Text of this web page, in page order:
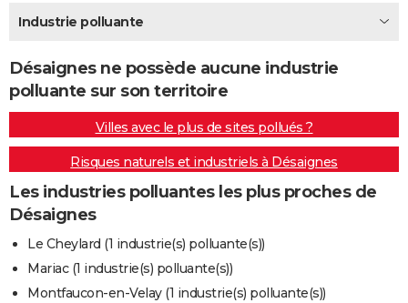
Destinations
City break
Voyage nature
Voyage de noces
Forum
Climat
+PHOTO
GUIDES D'ACHAT
BONS PLANS
CARTE DE VOEUX
Carte de Noël
Carte Bonne année
Carte Saint-Valentin
Carte Pâques
Carte d'anniversaire
DICTIONNAIRE
Dictionnaire
Biographies
Citations
Expressions
Proverbes
PROGRAMME TV
COPAINS D'AVANT
S'inscrire
Se connecter
Lycées
Collèges
Primaires
Universités
Entreprises
Service militaire
Avis de recherche
AVIS DE DÉCÈS
Industrie polluante
Désaignes ne possède aucune industrie
polluante sur son territoire
Villes avec le plus de sites pollués ?
Risques naturels et industriels à Désaignes
Les industries polluantes les plus proches de
Désaignes
Le Cheylard (1 industrie(s) polluante(s))
Mariac (1 industrie(s) polluante(s))
Montfaucon-en-Velay (1 industrie(s) polluante(s))